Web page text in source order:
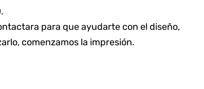
para que ayudarte con el diseño,
comenzamos la impresión.